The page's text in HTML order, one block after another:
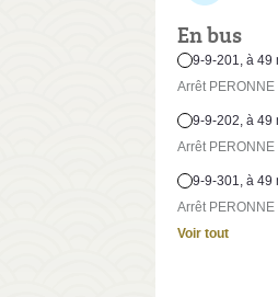
En bus
9-9-201, à 49
Arrêt
9-9-202, à 49
Arrêt
9-9-301, à 49
Arrêt
Voir tout